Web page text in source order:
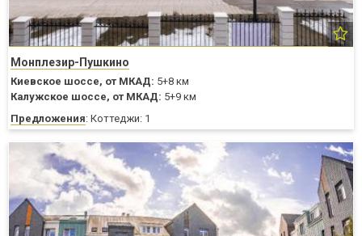
Монплезир-Пушкино
Киевское шоссе, от МКАД: 5+8 км
Калужское шоссе, от МКАД: 5+9 км
Предложения: Коттеджи: 1